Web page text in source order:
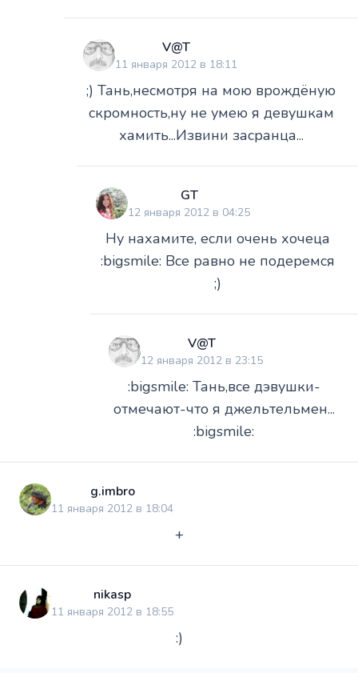
V@T
11 января 2012 в 18:11
;) Тань,несмотря на мою врождёную
скромность,ну не умею я девушкам
хамить...Извини засранца...
GT
12 января 2012 в 04:25
Ну нахамите, если очень хочеца
:bigsmile: Все равно не подеремся
;)
V@T
12 января 2012 в 23:15
:bigsmile: Тань,все дэвушки-
отмечают-что я джельтельмен...
:bigsmile:
g.imbro
11 января 2012 в 18:04
+
nikasp
11 января 2012 в 18:55
:)